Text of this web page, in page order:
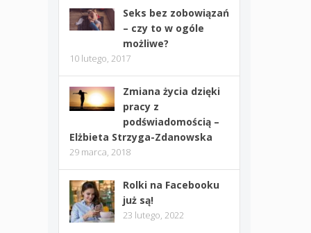
Seks bez zobowiązań
– czy to w ogóle
możliwe?
10 lutego, 2017
Zmiana życia dzięki
pracy z
podświadomością –
Elżbieta Strzyga-Zdanowska
29 marca, 2018
Rolki na Facebooku
już są!
23 lutego, 2022